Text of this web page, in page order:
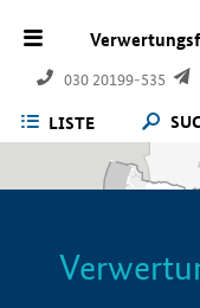
030 20199-535
LISTE